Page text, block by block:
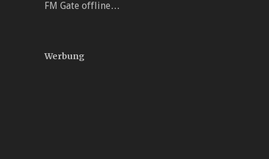
FM Gate offline…
Werbung